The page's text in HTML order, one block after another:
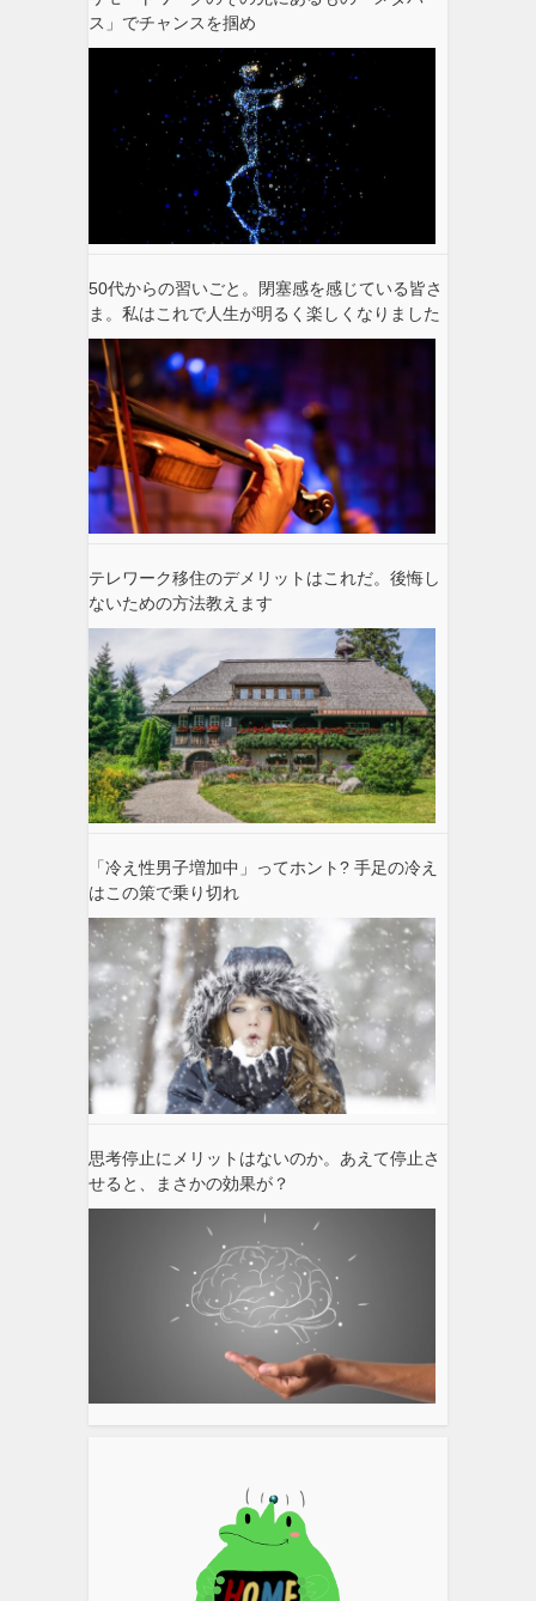
ス」でチャンスを掴め
50代からの習いごと。閉塞感を感じている皆さ
ま。私はこれで人生が明るく楽しくなりました
テレワーク移住のデメリットはこれだ。後悔し
ないための方法教えます
「冷え性男子増加中」ってホント? 手足の冷え
はこの策で乗り切れ
思考停止にメリットはないのか。あえて停止さ
せると、まさかの効果が？